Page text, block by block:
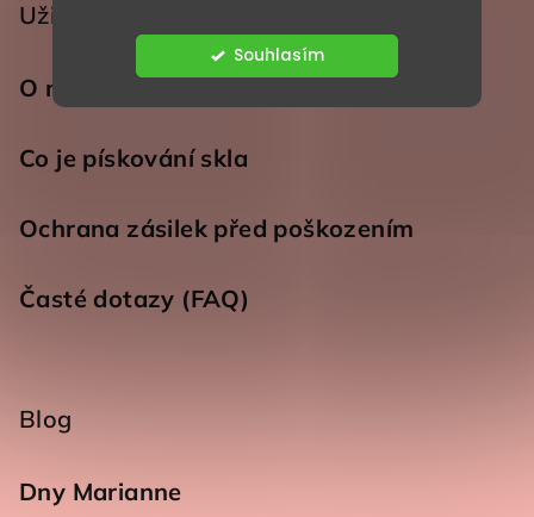
Souhlasím
Užitečné odkazy
O nás
Co je pískování skla
Ochrana zásilek před poškozením
Časté dotazy (FAQ)
Blog
Dny Marianne